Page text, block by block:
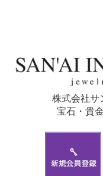
株式会社サ
宝石・貴